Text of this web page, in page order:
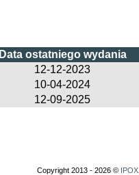
Data ostatniego wydania
12-12-2023
10-04-2024
12-09-2025
Copyright 2013 - 2026 © IPOX